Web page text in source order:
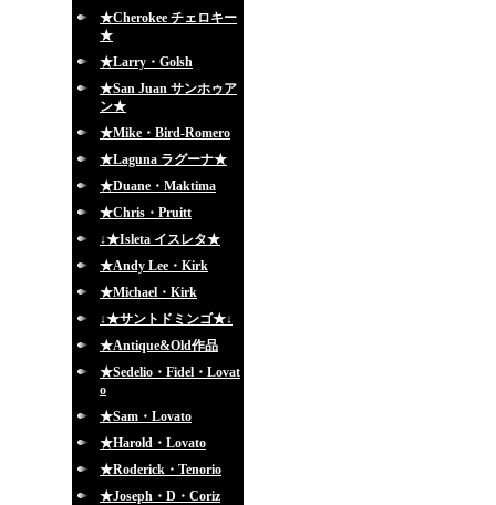
★Cherokee チェロキー
★
★Larry・Golsh
★San Juan サンホゥア
ン★
★Mike・Bird-Romero
★Laguna ラグーナ★
★Duane・Maktima
★Chris・Pruitt
↓★Isleta イスレタ★
★Andy Lee・Kirk
★Michael・Kirk
↓★サントドミンゴ★↓
★Antique&Old作品
★Sedelio・Fidel・Lovat
o
★Sam・Lovato
★Harold・Lovato
★Roderick・Tenorio
★Joseph・D・Coriz